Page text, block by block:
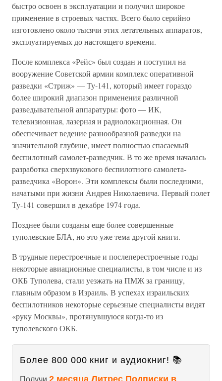
быстро освоен в эксплуатации и получил широкое
применение в строевых частях. Всего было серийно
изготовлено около тысячи этих летательных аппаратов,
эксплуатируемых до настоящего времени.
После комплекса «Рейс» был создан и поступил на
вооружение Советской армии комплекс оперативной
разведки «Стриж» — Ту-141, который имеет гораздо
более широкий диапазон применения различной
разведывательной аппаратуры: фото — ИК,
телевизионная, лазерная и радиолокационная. Он
обеспечивает ведение разнообразной разведки на
значительной глубине, имеет полностью спасаемый
беспилотный самолет-разведчик. В то же время началась
разработка сверхзвукового беспилотного самолета-
разведчика «Ворон». Эти комплексы были последними,
начатыми при жизни Андрея Николаевича. Первый полет
Ту-141 совершил в декабре 1974 года.
Позднее были созданы еще более совершенные
туполевские БЛА, но это уже тема другой книги.
В трудные перестроечные и послеперестроечные годы
некоторые авиационные специалисты, в том числе и из
ОКБ Туполева, стали уезжать на ПМЖ за границу,
главным образом в Израиль. В успехах израильских
беспилотников некоторые серьезные специалисты видят
«руку Москвы», протянувшуюся когда-то из
туполевского ОКБ.
Более 800 000 книг и аудиокниг! 📚
Получи 2 месяца Литрес Подписки в